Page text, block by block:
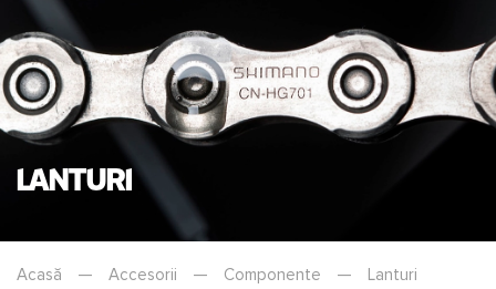
Lanturi
Acasă — Accesorii — Componente — Lanturi